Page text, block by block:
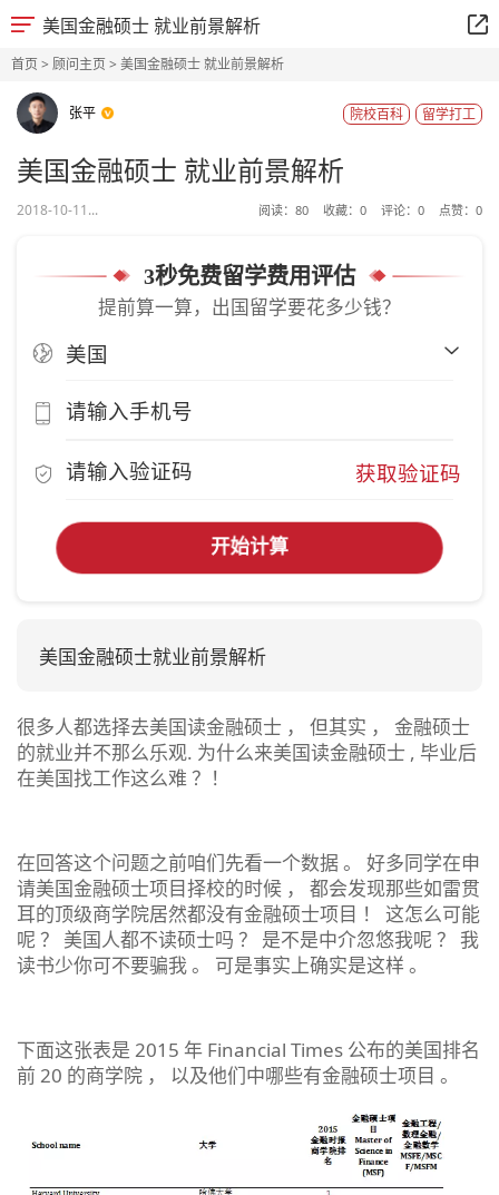
美国金融硕士 就业前景解析
首页> 顾问主页> 美国金融硕士 就业前景解析
张平 留学打工
院校百科
美国金融硕士 就业前景解析
2018-10-11... 阅读： 80 收藏： 0 评论： 0 点赞： 0
3秒免费留学费用评估
提前算一算，出国留学要花多少钱？
获取验证码
开始计算
美国金融硕士就业前景解析
很多人都选择去美国读金融硕士 ， 但其实 ， 金融硕士
的就业并不那么乐观. 为什么来美国读金融硕士 , 毕业后
在美国找工作这么难 ？！
在回答这个问题之前咱们先看一个数据 。 好多同学在申
请美国金融硕士项目择校的时候 ， 都会发现那些如雷贯
耳的顶级商学院居然都没有金融硕士项目 ！ 这怎么可能
呢 ？ 美国人都不读硕士吗 ？ 是不是中介忽悠我呢 ？ 我
读书少你可不要骗我 。 可是事实上确实是这样 。
下面这张表是 2015 年 Financial Times 公布的美国排名
前 20 的商学院 ， 以及他们中哪些有金融硕士项目 。